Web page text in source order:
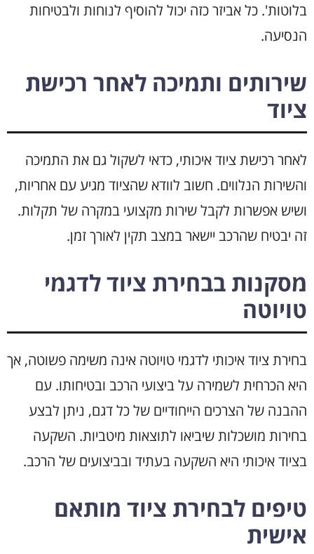
בלוטות'. כל אביזר כזה יכול להוסיף לנוחות ולבטיחות
הנסיעה.
שירותים ותמיכה לאחר רכישת
ציוד
לאחר רכישת ציוד איכותי, כדאי לשקול גם את התמיכה
והשירות הנלווים. חשוב לוודא שהציוד מגיע עם אחריות,
ושיש אפשרות לקבל שירות מקצועי במקרה של תקלות.
זה יבטיח שהרכב יישאר במצב תקין לאורך זמן.
מסקנות בבחירת ציוד לדגמי
טויוטה
בחירת ציוד איכותי לדגמי טויוטה אינה משימה פשוטה, אך
היא הכרחית לשמירה על ביצועי הרכב ובטיחותו. עם
ההבנה של הצרכים הייחודיים של כל דגם, ניתן לבצע
בחירות מושכלות שיביאו לתוצאות מיטביות. השקעה
בציוד איכותי היא השקעה בעתיד ובביצועים של הרכב.
טיפים לבחירת ציוד מותאם
אישית